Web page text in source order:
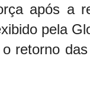
após a
pela
retorno